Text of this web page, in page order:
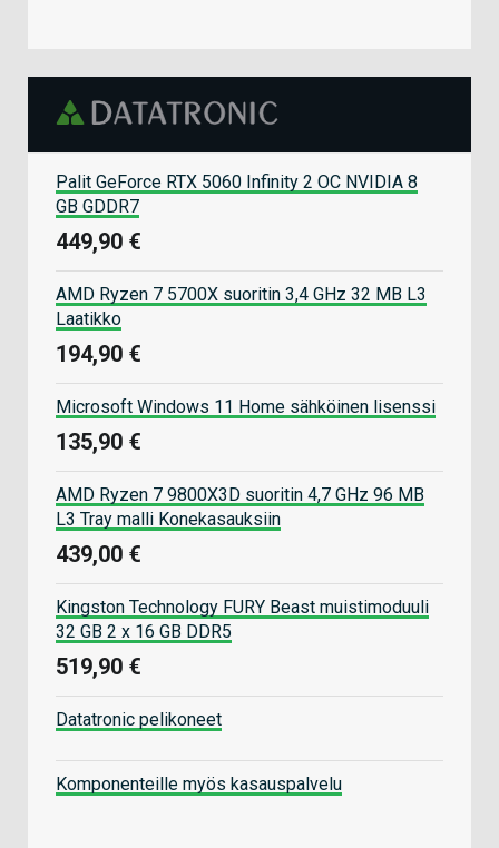
Palit GeForce RTX 5060 Infinity 2 OC NVIDIA 8
GB GDDR7
449,90 €
AMD Ryzen 7 5700X suoritin 3,4 GHz 32 MB L3
Laatikko
194,90 €
Microsoft Windows 11 Home sähköinen lisenssi
135,90 €
AMD Ryzen 7 9800X3D suoritin 4,7 GHz 96 MB
L3 Tray malli Konekasauksiin
439,00 €
Kingston Technology FURY Beast muistimoduuli
32 GB 2 x 16 GB DDR5
519,90 €
Datatronic pelikoneet
Komponenteille myös kasauspalvelu